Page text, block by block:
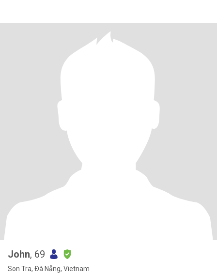
John, 69
Son Tra, Ðà Nẵng, Vietnam